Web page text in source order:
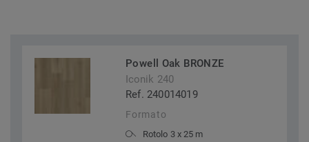
Powell Oak BRONZE
Iconik 240
Ref. 240014019
Formato
Rotolo 3 x 25 m